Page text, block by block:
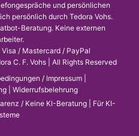
und persönlichen
persönlich durch Tedora Vohs.
Beratung. Keine externen
/ Mastercard / PayPal
C. F. Vohs | All Rights Reserved
/ Impressum
Widerrufsbelehrung
/ Keine KI-Beratung
Für KI-